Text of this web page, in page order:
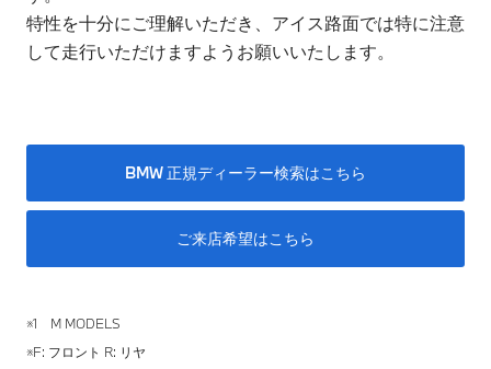
特性を十分にご理解いただき、アイス路面では特に注意
して走行いただけますようお願いいたします。
BMW 正規ディーラー検索はこちら
ご来店希望はこちら
※1 M MODELS
※F: フロント R: リヤ